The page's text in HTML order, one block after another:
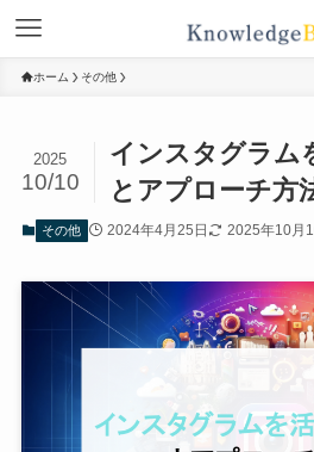
ホーム その他
インスタグラム
とアプローチ方
2025
10/10
その他 2024年4月25日 2025年10月